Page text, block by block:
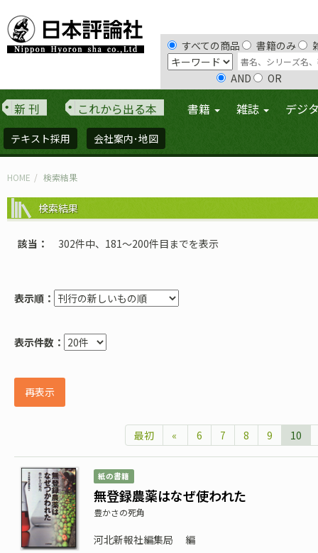
すべての商品 書籍のみ
AND OR
新 刊 これから出る本 書籍 雑誌 デジ
テキスト採用 会社案内･地図
HOME 検索結果
検索結果
該当 302件中、181〜200件目までを表示
表示順：
表示件数：
再表示
最初 « 6 7 8 9 10
紙の書籍
無登録農薬はなぜ使われた
豊かさの死角
河北新報社編集局
編